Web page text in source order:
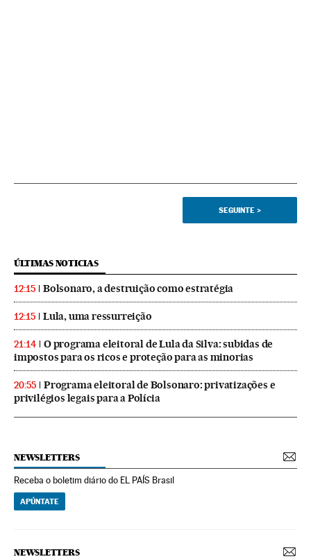
SEGUINTE >
ÚLTIMAS NOTICIAS
12:15 Bolsonaro, a destruição como estratégia
12:15 Lula, uma ressurreição
21:14
O programa eleitoral de Lula da Silva: subidas de
impostos para os ricos e proteção para as minorias
20:55
Programa eleitoral de Bolsonaro: privatizações e
privilégios legais para a Polícia
NEWSLETTERS
Receba o boletim diário do EL PAÍS Brasil
APÚNTATE
NEWSLETTERS